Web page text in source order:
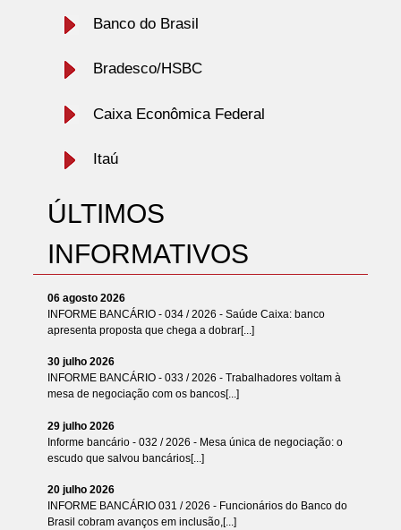
Banco do Brasil
Bradesco/HSBC
Caixa Econômica Federal
Itaú
ÚLTIMOS
INFORMATIVOS
06 agosto 2026
INFORME BANCÁRIO - 034 / 2026 - Saúde Caixa: banco
apresenta proposta que chega a dobrar[...]
30 julho 2026
INFORME BANCÁRIO - 033 / 2026 - Trabalhadores voltam à
mesa de negociação com os bancos[...]
29 julho 2026
Informe bancário - 032 / 2026 - Mesa única de negociação: o
escudo que salvou bancários[...]
20 julho 2026
INFORME BANCÁRIO 031 / 2026 - Funcionários do Banco do
Brasil cobram avanços em inclusão,[...]